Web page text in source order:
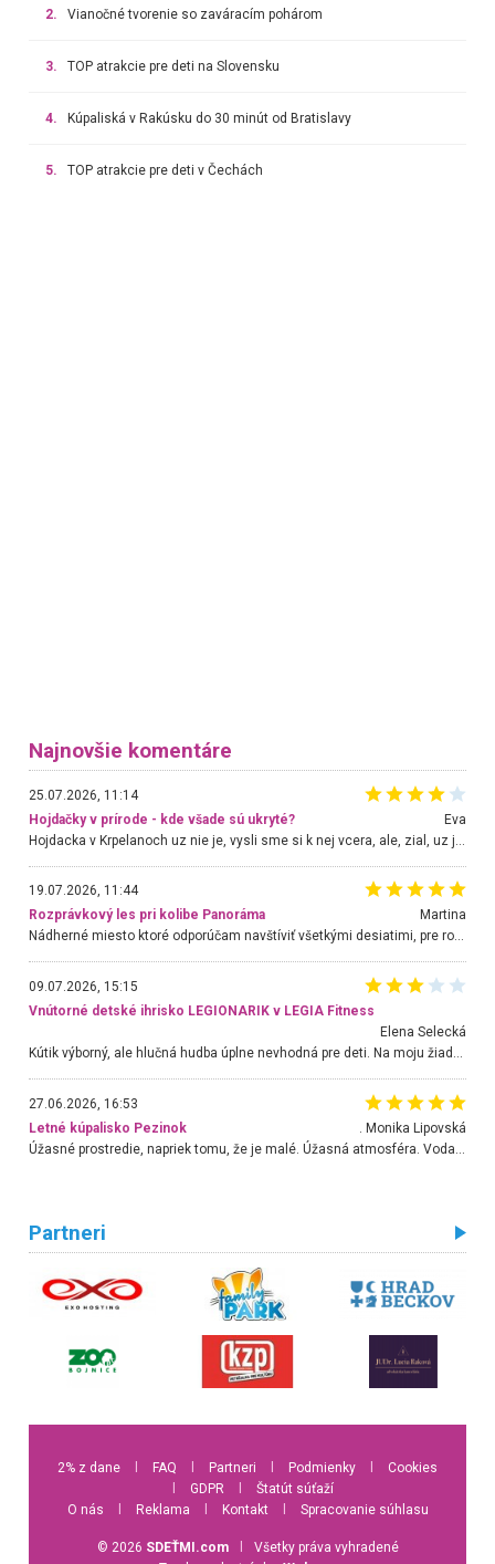
2. Vianočné tvorenie so zaváracím pohárom
3. TOP atrakcie pre deti na Slovensku
4. Kúpaliská v Rakúsku do 30 minút od Bratislavy
5. TOP atrakcie pre deti v Čechách
Najnovšie komentáre
25.07.2026, 11:14
Hojdačky v prírode - kde všade sú ukryté?
Eva
19.07.2026, 11:44
Rozprávkový les pri kolibe Panoráma
Martina
Nádherné miesto ktoré odporúčam navštíviť všetkými desiatimi, pre rodiny s deťmi, dôchodcom... Proste a jednoducho ozaj rozprávkový les.. určite ešte prídeme. Odniesli sme si na pamiatku krásne tričká,
09.07.2026, 15:15
Vnútorné detské ihrisko LEGIONARIK v LEGIA Fitness
Elena Selecká
Kútik výborný, ale hlučná hudba úplne nevhodná pre deti. Na moju žiadosť o aspoň sušenie nereagovali.
27.06.2026, 16:53
Letné kúpalisko Pezinok
. Monika Lipovská
Partneri
2% z dane FAQ Partneri Podmienky
Cookies
GDPR
Štatút súťaží
O nás
Reklama Kontakt Spracovanie súhlasu
© 2026 SDEŤMI.com
Všetky práva vyhradené